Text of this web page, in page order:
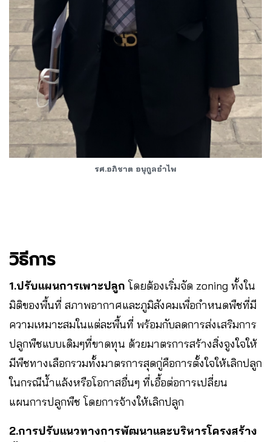
รศ.อภิชาต อนุกูลอำไพ
วิธีการ
1.ปรับแผนการเพาะปลูกโดยต้องเริ่มจัด zoning ทั้งใน
มิติของพื้นที่ สภาพอากาศและภูมิสังคมเพื่อกำหนดพืชที่มี
ความเหมาะสมในแต่ละพื้นที่ พร้อมกับลดการส่งเสริมการ
ปลูกพืชแบบเดิมๆที่ขาดทุน ด้วยมาตรการสร้างสิ่งจูงใจให้
มีพืชทางเลือกรวมทั้งมาตรการสุดกู่คือการตั้งใจให้เลิกปลูก
ในกรณีน้ำแล้งหรือโอกาสอื่นๆ ที่เอื้อต่อการเปลี่ยน
แผนการปลูกพืช โดยการจ้างให้เลิกปลูก
2.การปรับแนวทางการพัฒนาและบริหารโครงสร้าง